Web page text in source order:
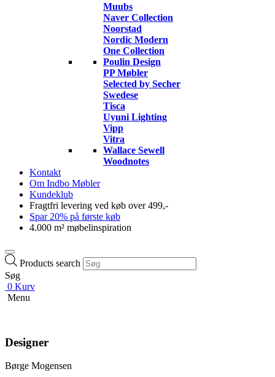
Muubs
Naver Collection
Noorstad
Nordic Modern
One Collection
Poulin Design
PP Møbler
Selected by Secher
Swedese
Tisca
Uyuni Lighting
Vipp
Vitra
Wallace Sewell
Woodnotes
Kontakt
Om Indbo Møbler
Kundeklub
Fragtfri levering ved køb over 499,-
Spar 20% på første køb
4.000 m² møbelinspiration
Products search
Søg
0 Kurv
Menu
Designer
Børge Mogensen